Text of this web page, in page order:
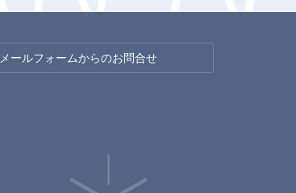
メールフォームからのお問合せ